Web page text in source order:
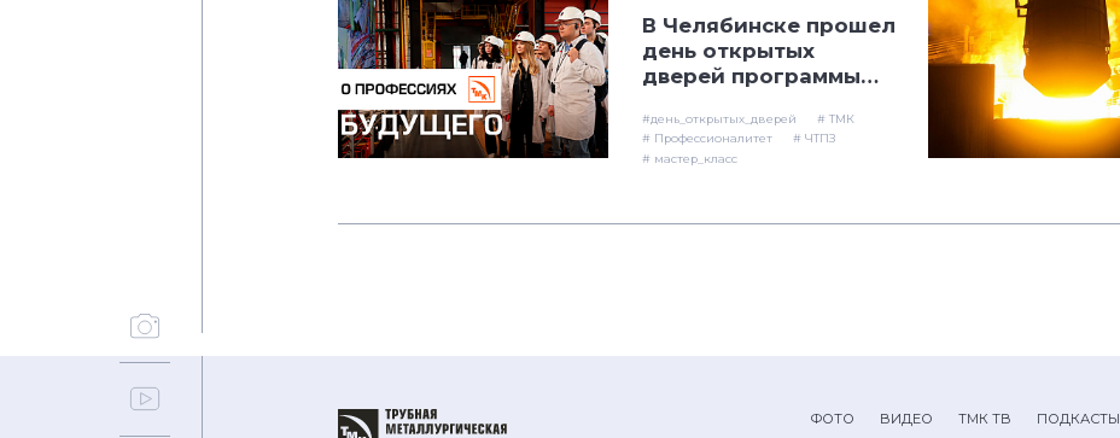
В Челябинске прошел
день открытых
дверей программы
#день_открытых_дверей
# ТМК
# Профессионалитет
# ЧТПЗ
# мастер_класс
ФОТО ВИДЕО ТМК ТВ ПОДКАСТЫ